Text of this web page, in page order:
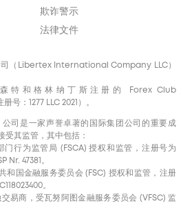
欺诈警示
法律文件
（Libertex International Company LLC）
特和格林纳丁斯注册的 Forex Club
号：1277 LLC 2021）。
司是一家声誉卓著的国际集团公司的重要成
受其监管，其中包括：
门行为监管局 (FSCA) 授权和监管，注册号为
Nr. 47381。
和国金融服务委员会 (FSC) 授权和监管，注册
。
易商，受瓦努阿图金融服务委员会 (VFSC) 监